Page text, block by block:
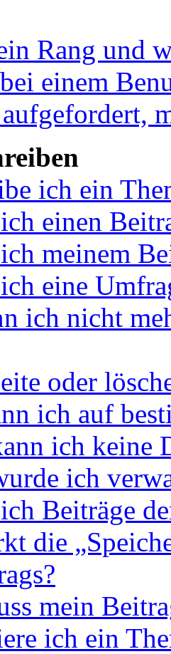
Rang und
einem
ich ein
einen
meinem
eine
ich nicht
oder
ich auf
ich keine
ich
Beiträge
die
mein
ich ein